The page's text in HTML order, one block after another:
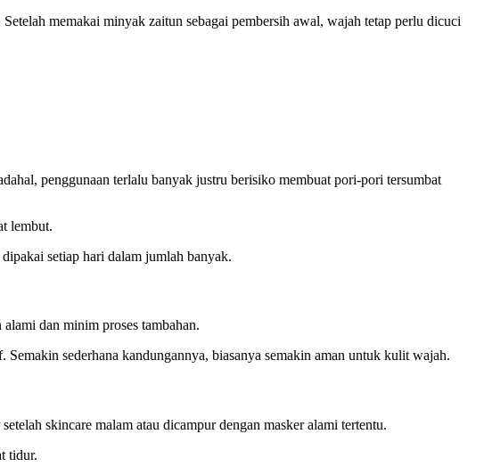
memakai minyak zaitun sebagai pembersih awal, wajah tetap perlu dicuci
penggunaan terlalu banyak justru berisiko membuat pori-pori tersumbat
lembut.
setiap hari dalam jumlah banyak.
dan minim proses tambahan.
sederhana kandungannya, biasanya semakin aman untuk kulit wajah.
skincare malam atau dicampur dengan masker alami tertentu.
tidur.